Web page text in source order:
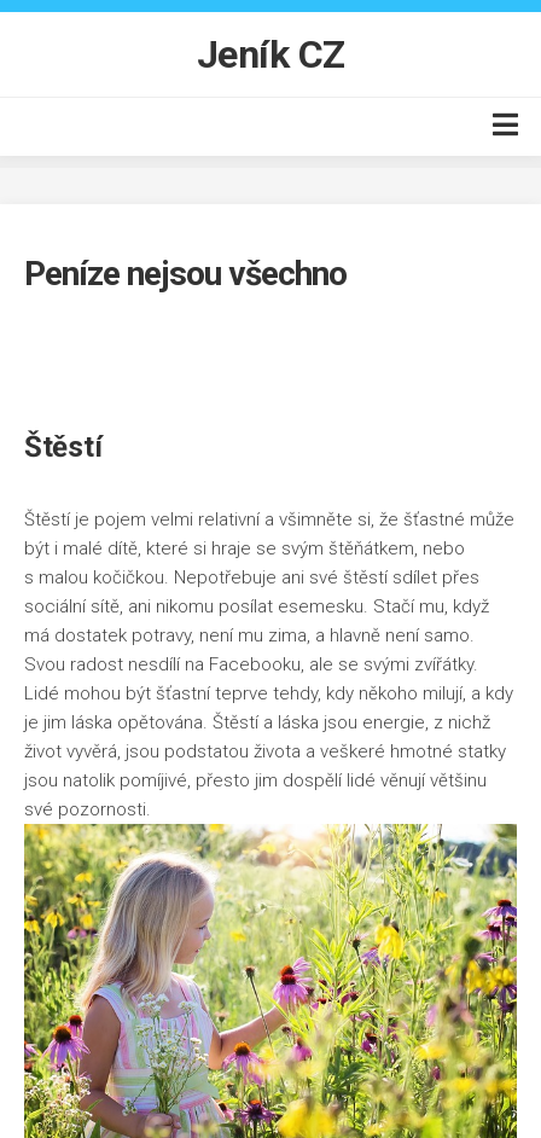
Skip
Jeník CZ
Byt
Vzdělání
Peníze nejsou všechno
Štěstí
Štěstí je pojem velmi relativní a všimněte si, že šťastné může
být i malé dítě, které si hraje se svým štěňátkem, nebo
s malou kočičkou. Nepotřebuje ani své štěstí sdílet přes
sociální sítě, ani nikomu posílat esemesku. Stačí mu, když
má dostatek potravy, není mu zima, a hlavně není samo.
Svou radost nesdílí na Facebooku, ale se svými zvířátky.
Lidé mohou být šťastní teprve tehdy, kdy někoho milují, a kdy
je jim láska opětována. Štěstí a láska jsou energie, z nichž
život vyvěrá, jsou podstatou života a veškeré hmotné statky
jsou natolik pomíjivé, přesto jim dospělí lidé věnují většinu
své pozornosti.